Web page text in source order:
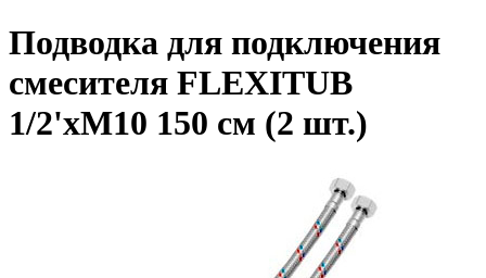
Подводка для подключения
смесителя FLEXITUB
1/2'хМ10 150 см (2 шт.)